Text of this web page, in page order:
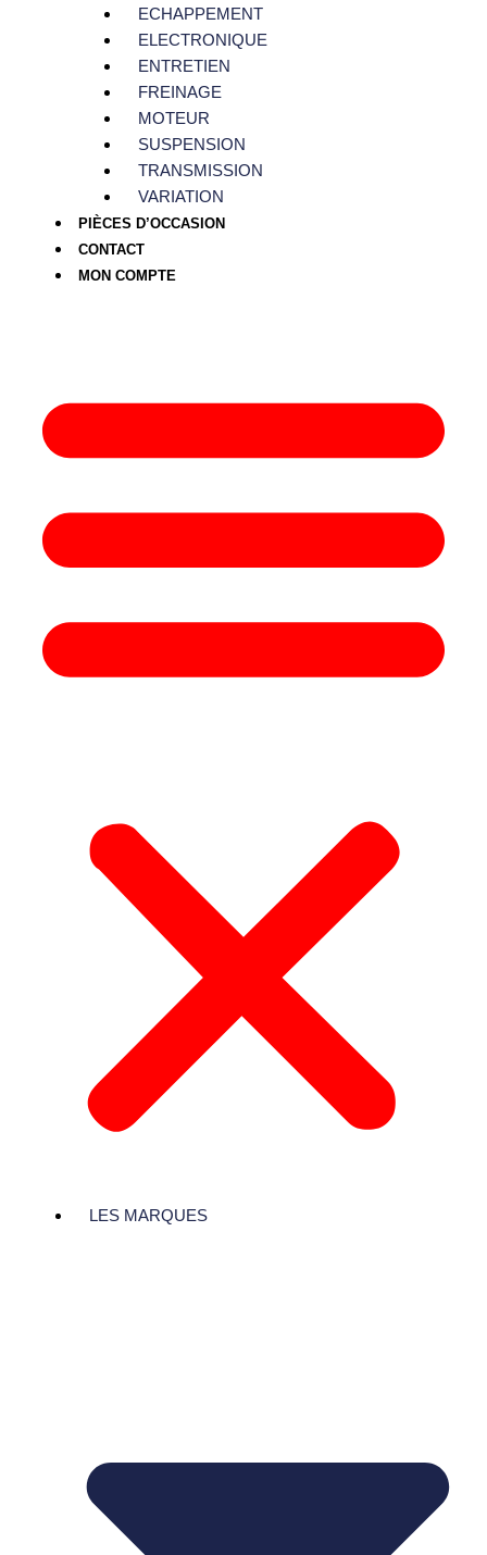
ECHAPPEMENT
ELECTRONIQUE
ENTRETIEN
FREINAGE
MOTEUR
SUSPENSION
TRANSMISSION
VARIATION
PIÈCES D’OCCASION
CONTACT
MON COMPTE
LES MARQUES